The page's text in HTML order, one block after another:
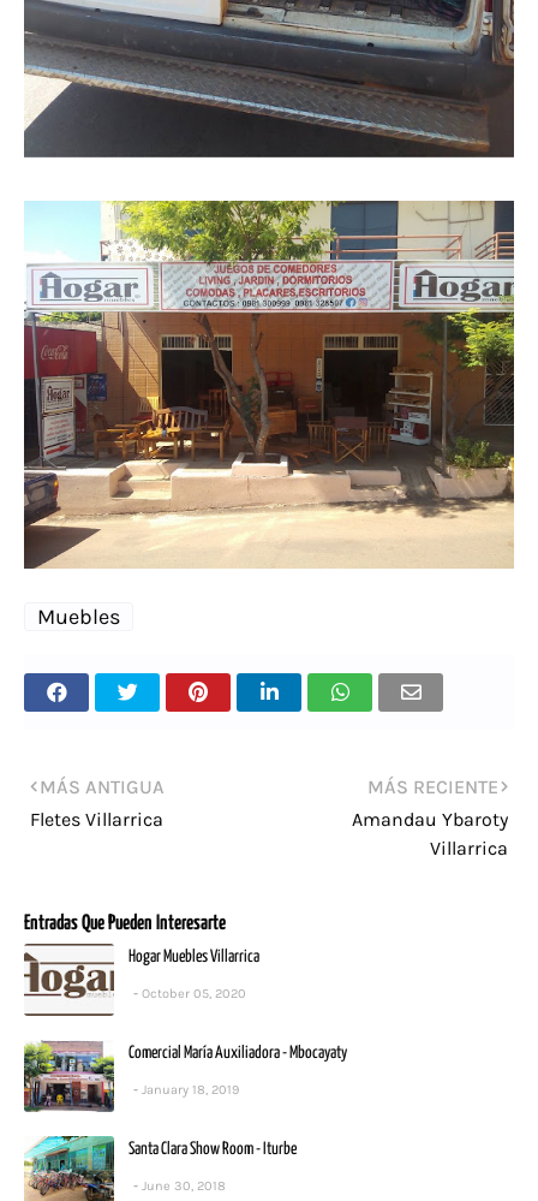
Muebles
MÁS RECIENTE
Amandau Ybaroty
Villarrica
MÁS ANTIGUA
Fletes Villarrica
Entradas Que Pueden Interesarte
Hogar Muebles Villarrica
October 05, 2020
Comercial María Auxiliadora - Mbocayaty
January 18, 2019
Santa Clara Show Room - Iturbe
June 30, 2018